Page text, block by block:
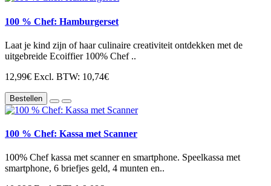
100 % Chef: Hamburgerset
Laat je kind zijn of haar culinaire creativiteit ontdekken met de
uitgebreide Ecoiffier 100% Chef ..
12,99€ Excl. BTW: 10,74€
Bestellen
100 % Chef: Kassa met Scanner
100% Chef kassa met scanner en smartphone. Speelkassa met
smartphone, 6 briefjes geld, 4 munten en..